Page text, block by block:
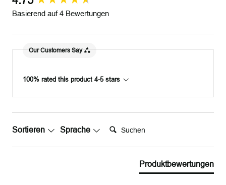
Basierend auf 4 Bewertungen
Our Customers Say
100% rated this product 4-5 stars
Sortieren Sprache Suchen:
Produktbewertungen